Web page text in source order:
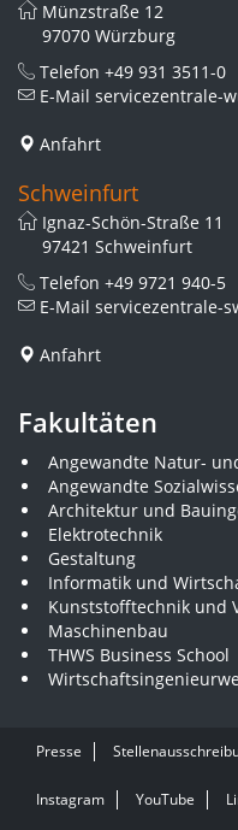
Münzstraße 12
97070 Würzburg
Telefon +49 931 3511-0
E-Mail servicezentrale-
Anfahrt
Schweinfurt
Ignaz-Schön-Straße 11
97421 Schweinfurt
Telefon +49 9721 940-5
E-Mail servicezentrale-
Anfahrt
Fakultäten
Angewandte Natur-
Angewandte
Architektur und
Elektrotechnik
Gestaltung
Informatik und
Kunststofftechnik und
Maschinenbau
THWS Business School
Presse
Instagram YouTube